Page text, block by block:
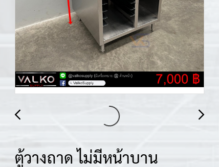
ตู้วางถาด ไม่มีหน้าบาน